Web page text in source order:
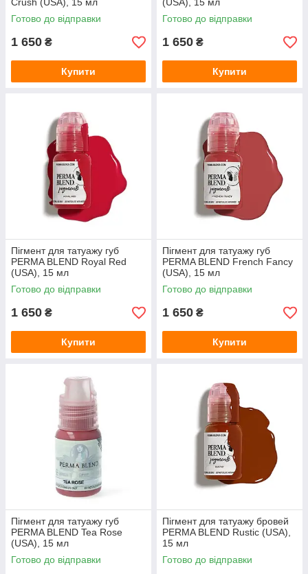
Готово до відправки
1 650 ₴
Купити
Готово до відправки
1 650 ₴
Купити
Пігмент для татуажу губ
PERMA BLEND Royal Red
(USA), 15 мл
Готово до відправки
1 650 ₴
Купити
Пігмент для татуажу губ
PERMA BLEND French Fancy
(USA), 15 мл
Готово до відправки
1 650 ₴
Купити
Пігмент для татуажу губ
PERMA BLEND Tea Rose
(USA), 15 мл
Готово до відправки
Пігмент для татуажу бровей
PERMA BLEND Rustic (USA),
15 мл
Готово до відправки